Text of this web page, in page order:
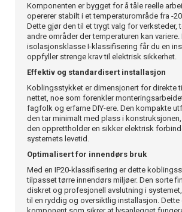
Komponenten er bygget for å tåle reelle
opererer stabilt i et temperaturområde fra -
Dette gjør den til et trygt valg for verksteder,
andre områder der temperaturen kan variere.
isolasjonsklasse I-klassifisering får du en
oppfyller strenge krav til elektrisk sikkerhet.
Effektiv og standardisert installasjon
Koblingsstykket er dimensjonert for direkte
nettet, noe som forenkler
fagfolk og erfarne DIY-ere. Den kompakte
den tar minimalt med plass i
den opprettholder en sikker elektrisk
systemets levetid.
Optimalisert for innendørs bruk
Med en IP20-klassifisering er dette
tilpasset tørre innendørs miljøer. Den sorte
diskret og profesjonell avslutning i
til en ryddig og oversiktlig installasjon. Dette